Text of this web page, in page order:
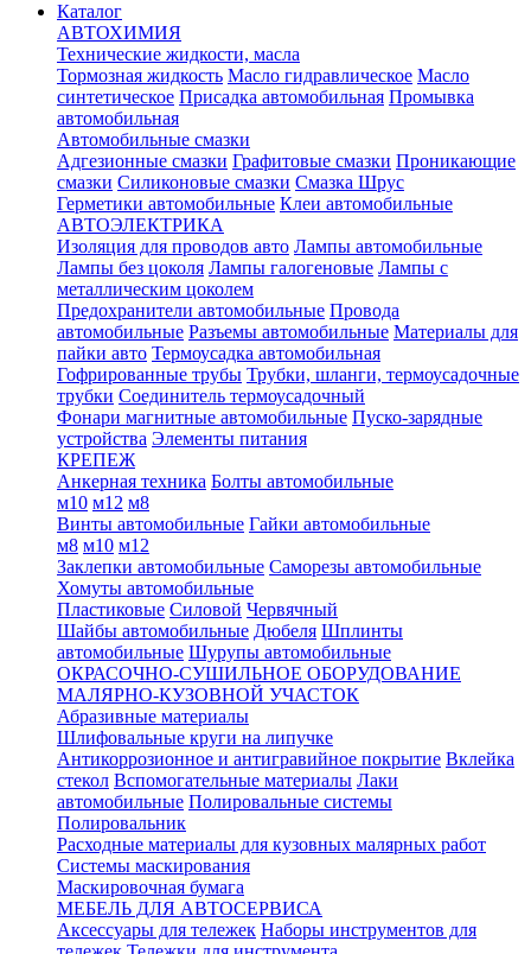
Каталог
АВТОХИМИЯ
Технические жидкости, масла
Тормозная жидкость Масло гидравлическое Масло
синтетическое Присадка автомобильная Промывка
автомобильная
Автомобильные смазки
Адгезионные смазки Графитовые смазки Проникающие
смазки Силиконовые смазки Смазка Шрус
Герметики автомобильные Клеи автомобильные
АВТОЭЛЕКТРИКА
Изоляция для проводов авто Лампы автомобильные
Лампы без цоколя Лампы галогеновые Лампы с
металлическим цоколем
Предохранители автомобильные Провода
автомобильные Разъемы автомобильные Материалы для
пайки авто Термоусадка автомобильная
Гофрированные трубы Трубки, шланги, термоусадочные
трубки Соединитель термоусадочный
Фонари магнитные автомобильные Пуско-зарядные
устройства Элементы питания
КРЕПЕЖ
Анкерная техника Болты автомобильные
м10 м12 м8
Винты автомобильные Гайки автомобильные
м8 м10 м12
Заклепки автомобильные Саморезы автомобильные
Хомуты автомобильные
Пластиковые Силовой Червячный
Шайбы автомобильные Дюбеля Шплинты
автомобильные Шурупы автомобильные
ОКРАСОЧНО-СУШИЛЬНОЕ ОБОРУДОВАНИЕ
МАЛЯРНО-КУЗОВНОЙ УЧАСТОК
Абразивные материалы
Шлифовальные круги на липучке
Антикоррозионное и антигравийное покрытие Вклейка
стекол Вспомогательные материалы Лаки
автомобильные Полировальные системы
Полировальник
Расходные материалы для кузовных малярных работ
Системы маскирования
Маскировочная бумага
МЕБЕЛЬ ДЛЯ АВТОСЕРВИСА
Аксессуары для тележек Наборы инструментов для